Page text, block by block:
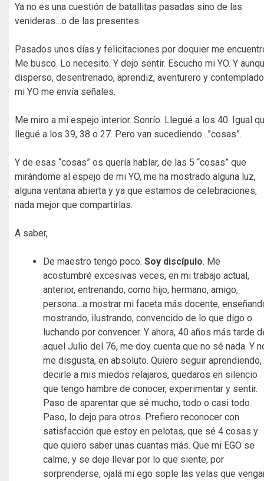
Ya no es una cuestión de batallitas pasadas sino de las
venideras…o de las presentes.
Pasados unos días y felicitaciones por doquier me
Me busco. Lo necesito. Y dejo sentir. Escucho mi YO. Y
disperso, desentrenado, aprendiz, aventurero y
mi YO me envía señales.
Me miro a mi espejo interior. Sonrío. Llegué a los 40. Igual
llegué a los 39, 38 o 27. Pero van sucediendo…”cosas”.
Y de esas “cosas” os quería hablar, de las 5 “cosas” que
mirándome al espejo de mi YO, me ha mostrado alguna luz,
alguna ventana abierta y ya que estamos de celebraciones,
nada mejor que compartirlas.
A saber,
De maestro tengo poco. Soy discípulo. Me
acostumbré excesivas veces, en mi trabajo actual,
anterior, entrenando, como hijo, hermano, amigo,
persona…a mostrar mi faceta más docente,
mostrando, ilustrando, convencido de lo que digo o
luchando por convencer. Y ahora, 40 años más tarde
aquel Julio del 76, me doy cuenta que no sé nada. Y
me disgusta, en absoluto. Quiero seguir aprendiendo,
decirle a mis miedos relajaros, quedaros en silencio
que tengo hambre de conocer, experimentar y sentir.
Paso de aparentar que sé mucho, todo o casi todo.
Paso, lo dejo para otros. Prefiero reconocer con
satisfacción que estoy en pelotas, que sé 4 cosas y
que quiero saber unas cuantas más. Que mi EGO se
calme, y se deje llevar por lo que siente, por
sorprenderse, ojalá mi ego sople las velas que